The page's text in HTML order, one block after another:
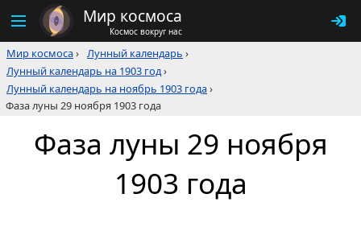
Мир космоса
Космос вокруг нас
Мир космоса› Лунный календарь ›
Лунный календарь на 1903 год›
Лунный календарь на ноябрь 1903 года›
Фаза луны 29 ноября 1903 года
Фаза луны 29 ноября
1903 года